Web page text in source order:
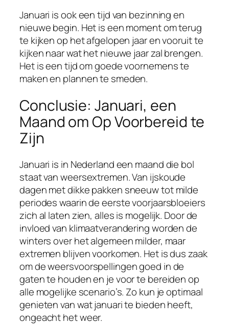
Januari is ook een tijd van bezinning en
nieuwe begin. Het is een moment om terug
te kijken op het afgelopen jaar en vooruit te
kijken naar wat het nieuwe jaar zal brengen.
Het is een tijd om goede voornemens te
maken en plannen te smeden.
Conclusie: Januari, een
Maand om Op Voorbereid te
Zijn
Januari is in Nederland een maand die bol
staat van weersextremen. Van ijskoude
dagen met dikke pakken sneeuw tot milde
periodes waarin de eerste voorjaarsbloeiers
zich al laten zien, alles is mogelijk. Door de
invloed van klimaatverandering worden de
winters over het algemeen milder, maar
extremen blijven voorkomen. Het is dus zaak
om de weersvoorspellingen goed in de
gaten te houden en je voor te bereiden op
alle mogelijke scenario’s. Zo kun je optimaal
genieten van wat januari te bieden heeft,
ongeacht het weer.